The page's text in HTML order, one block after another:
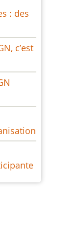
: des
c’est